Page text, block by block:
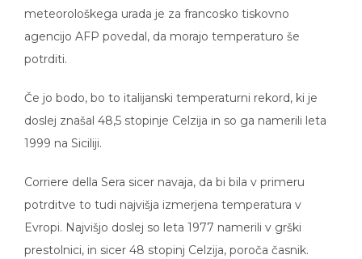
meteorološkega urada je za francosko tiskovno
agencijo AFP povedal, da morajo temperaturo še
potrditi.
Če jo bodo, bo to italijanski temperaturni rekord, ki je
doslej znašal 48,5 stopinje Celzija in so ga namerili leta
1999 na Siciliji.
Corriere della Sera sicer navaja, da bi bila v primeru
potrditve to tudi najvišja izmerjena temperatura v
Evropi. Najvišjo doslej so leta 1977 namerili v grški
prestolnici, in sicer 48 stopinj Celzija, poroča časnik.